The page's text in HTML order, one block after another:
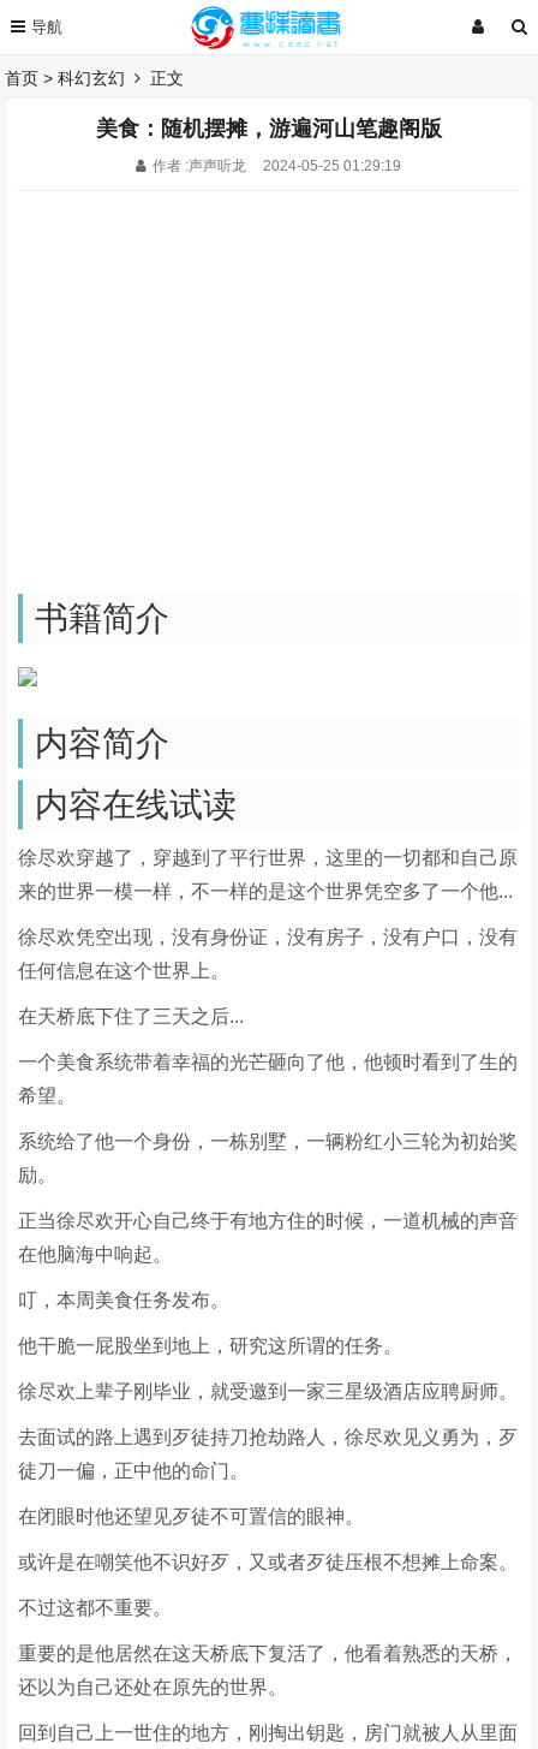
首页 >科幻玄幻 正文
美食：随机摆摊，游遍河山笔趣阁版
作者 :声声听龙 2024-05-25 01:29:19
书籍简介
内容简介
内容在线试读
徐尽欢穿越了，穿越到了平行世界，这里的一切都和自己原
来的世界一模一样，不一样的是这个世界凭空多了一个他...
徐尽欢凭空出现，没有身份证，没有房子，没有户口，没有
任何信息在这个世界上。
在天桥底下住了三天之后...
一个美食系统带着幸福的光芒砸向了他，他顿时看到了生的
希望。
系统给了他一个身份，一栋别墅，一辆粉红小三轮为初始奖
励。
正当徐尽欢开心自己终于有地方住的时候，一道机械的声音
在他脑海中响起。
叮，本周美食任务发布。
他干脆一屁股坐到地上，研究这所谓的任务。
徐尽欢上辈子刚毕业，就受邀到一家三星级酒店应聘厨师。
去面试的路上遇到歹徒持刀抢劫路人，徐尽欢见义勇为，歹
徒刀一偏，正中他的命门。
在闭眼时他还望见歹徒不可置信的眼神。
或许是在嘲笑他不识好歹，又或者歹徒压根不想摊上命案。
不过这都不重要。
重要的是他居然在这天桥底下复活了，他看着熟悉的天桥，
还以为自己还处在原先的世界。
回到自己上一世住的地方，刚掏出钥匙，房门就被人从里面